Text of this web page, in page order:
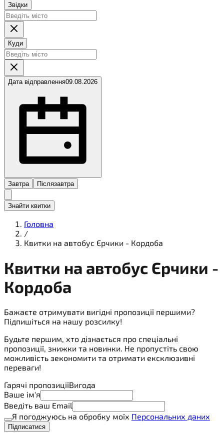
Звідки
Куди
Дата відправлення09.08.2026
Завтра Післязавтра
Знайти квитки
Головна
/
Квитки на автобус Єрчики - Кордоба
Квитки на автобус Єрчики -
Кордоба
Бажаєте отримувати вигідні пропозиції першими?
Підпишіться на нашу розсилку!
Будьте першим, хто дізнається про спеціальні
пропозиції, знижки та новинки. Не пропустіть свою
можливість зекономити та отримати ексклюзивні
переваги!
Гарячі пропозиціїВигода
Ваше ім'я
Введіть ваш Email
Я погоджуюсь на обробку моїх Персональних даних
Підписатися